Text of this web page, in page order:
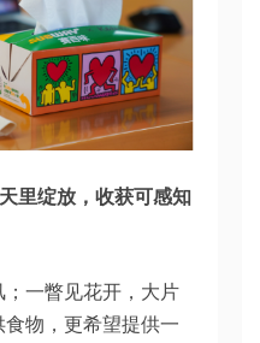
里绽放，收获可感知
一瞥见花开，大片
物，更希望提供一